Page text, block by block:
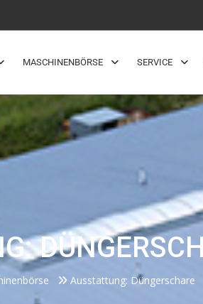
MASCHINENBÖRSE SERVICE
Ausstattung: Düngerschare